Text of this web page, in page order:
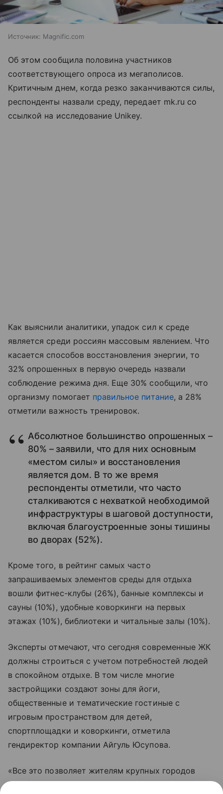
Источник: Magnific.com
Об этом сообщила половина участников
соответствующего опроса из мегаполисов.
Критичным днем, когда резко заканчиваются силы,
респонденты назвали среду, передает mk.ru со
ссылкой на исследование Unikey.
Как выяснили аналитики, упадок сил к среде
является среди россиян массовым явлением. Что
касается способов восстановления энергии, то
32% опрошенных в первую очередь назвали
соблюдение режима дня. Еще 30% сообщили, что
организму помогает правильное питание, а 28%
отметили важность тренировок.
Абсолютное большинство опрошенных –
80% – заявили, что для них основным
«местом силы» и восстановления
является дом. В то же время
респонденты отметили, что часто
сталкиваются с нехваткой необходимой
инфраструктуры в шаговой доступности,
включая благоустроенные зоны тишины
во дворах (52%).
Кроме того, в рейтинг самых часто
запрашиваемых элементов среды для отдыха
вошли фитнес-клубы (26%), банные комплексы и
сауны (10%), удобные коворкинги на первых
этажах (10%), библиотеки и читальные залы (10%).
Эксперты отмечают, что сегодня современные ЖК
должны строиться с учетом потребностей людей
в спокойном отдыхе. В том числе многие
застройщики создают зоны для йоги,
общественные и тематические гостиные с
игровым пространством для детей,
спортплощадки и коворкинги, отметила
гендиректор компании Айгуль Юсупова.
«Все это позволяет жителям крупных городов
эффективно восстанавливать ресурсы», –